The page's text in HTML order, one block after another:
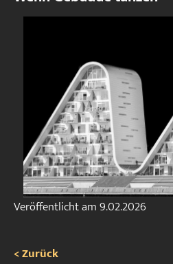
Veröffentlicht am9.02.2026
< Zurück